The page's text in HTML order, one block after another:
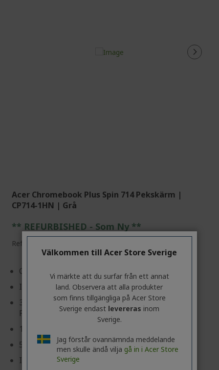
Acer Chromebook Plus Spin 714 Pekskärm |
CP714-1HN | Grå
** REFURBISHED - Som Ny **
Ref.
ChromeOS
Intel® Core™ Ultra 5 125U processor 1,30 GHz
35,6 cm (14") WUXGA (1920 x 1200) 16:10 IPS
Pekskärm
16 GB, LPDDR5X
512 GB SSD
Intel® Graphics delat minne
Välkommen till Acer Store Sverige
Vi märkte att du surfar från ett annat
land. Observera att alla produkter
som finns tillgängliga på Acer Store
Sverige endast levereras inom
Sverige.
Jag förstår ovannämnda meddelande
men skulle ändå vilja gå in i Acer Store
Sverige